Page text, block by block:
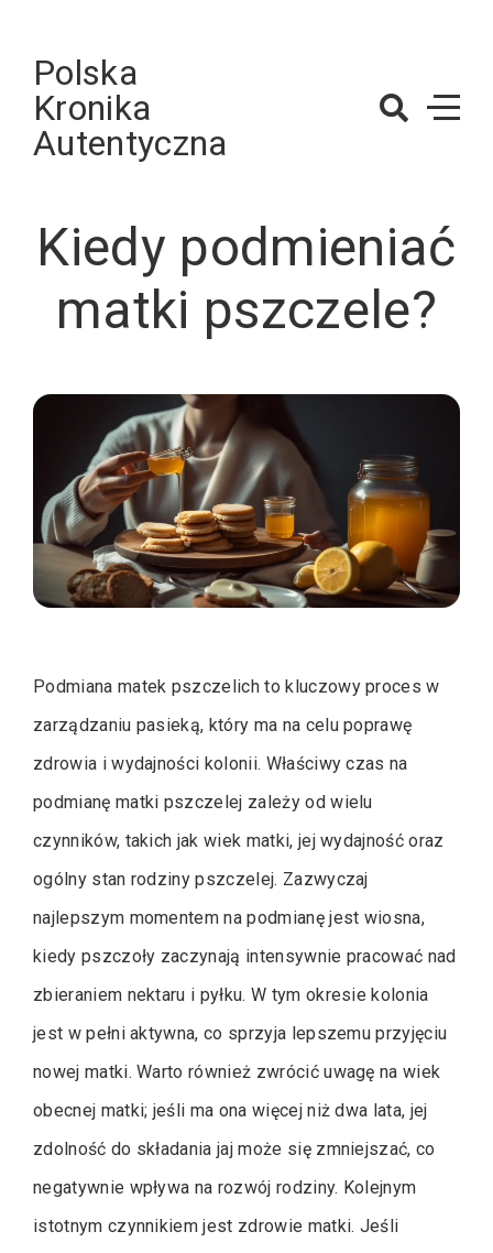
contentPolska
Kronika
Autentyczna
Kiedy podmieniać
matki pszczele?
Podmiana matek pszczelich to kluczowy proces w
zarządzaniu pasieką, który ma na celu poprawę
zdrowia i wydajności kolonii. Właściwy czas na
podmianę matki pszczelej zależy od wielu
czynników, takich jak wiek matki, jej wydajność oraz
ogólny stan rodziny pszczelej. Zazwyczaj
najlepszym momentem na podmianę jest wiosna,
kiedy pszczoły zaczynają intensywnie pracować nad
zbieraniem nektaru i pyłku. W tym okresie kolonia
jest w pełni aktywna, co sprzyja lepszemu przyjęciu
nowej matki. Warto również zwrócić uwagę na wiek
obecnej matki; jeśli ma ona więcej niż dwa lata, jej
zdolność do składania jaj może się zmniejszać, co
negatywnie wpływa na rozwój rodziny. Kolejnym
istotnym czynnikiem jest zdrowie matki. Jeśli